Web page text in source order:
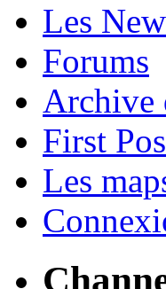
Les
Forums
Archive
First
Les